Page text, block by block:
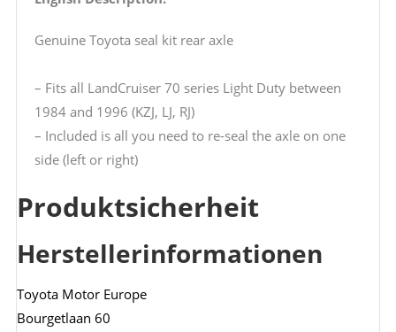
Genuine Toyota seal kit rear axle
– Fits all LandCruiser 70 series Light Duty between
1984 and 1996 (KZJ, LJ, RJ)
– Included is all you need to re-seal the axle on one
side (left or right)
Produktsicherheit
Herstellerinformationen
Toyota Motor Europe
Bourgetlaan 60